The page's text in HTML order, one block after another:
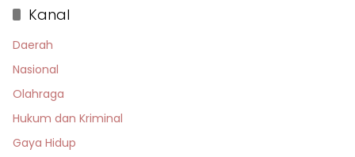
Kanal
Daerah
Nasional
Olahraga
Hukum dan Kriminal
Gaya Hidup